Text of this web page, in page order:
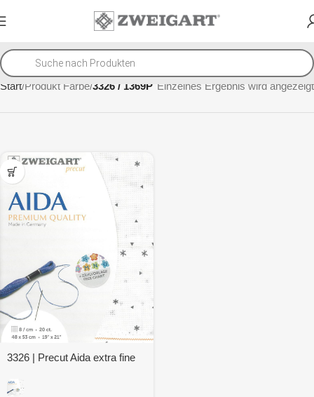
Start Produkt Farbe 3326 / 1369P Einzelnes Ergebnis wird angezeigt
3326 | Precut Aida extra fine